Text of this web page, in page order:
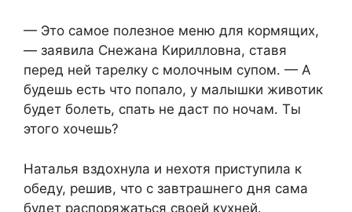
— Это самое полезное меню для кормящих,
— заявила Снежана Кирилловна, ставя
перед ней тарелку с молочным супом. — А
будешь есть что попало, у малышки животик
будет болеть, спать не даст по ночам. Ты
этого хочешь?
Наталья вздохнула и нехотя приступила к
обеду, решив, что с завтрашнего дня сама
будет распоряжаться своей кухней.